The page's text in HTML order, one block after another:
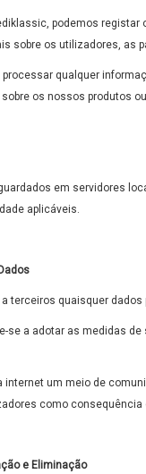
podemos
sobre os utilizadores, as
processar qualquer
os nossos produtos
em servidores
aplicáveis.
terceiros quaisquer
se a adotar as medidas
internet um meio de
como
e Eliminação